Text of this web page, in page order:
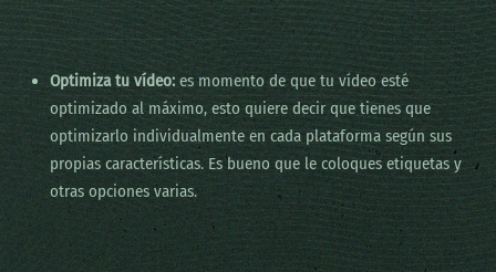
Optimiza tu vídeo:es momento de que tu vídeo esté
optimizado al máximo, esto quiere decir que tienes que
optimizarlo individualmente en cada plataforma según sus
propias características. Es bueno que le coloques etiquetas y
otras opciones varias.